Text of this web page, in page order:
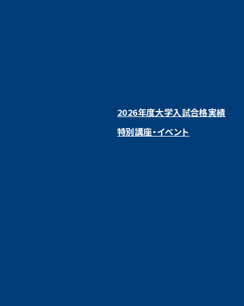
2026年度大学入試合格実績
特別講座・イベント